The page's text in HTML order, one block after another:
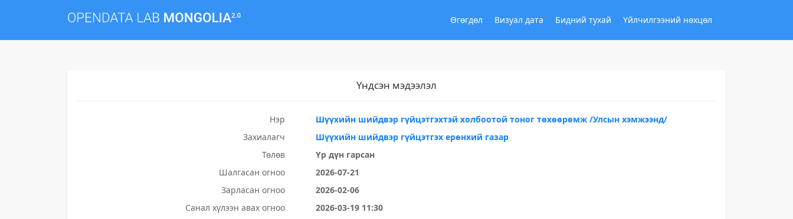
Өгөгдөл Визуал дата Бидний тухай Үйлчилгээний нөхцөл
Үндсэн мэдээлэл
Нэр
Шүүхийн шийдвэр гүйцэтгэхтэй холбоотой тоног төхөөрөмж /Улсын хэмжээнд/
Захиалагч
Шүүхийн шийдвэр гүйцэтгэх ерөнхий газар
Төлөв
Үр дүн гарсан
Шалгасан огноо
2026-07-21
Зарласан огноо
2026-02-06
Санал хүлээн авах огноо
2026-03-19 11:30